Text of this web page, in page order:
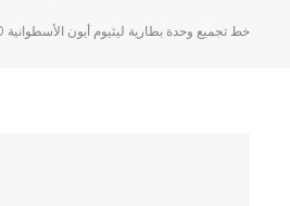
18650-32700 خط تجميع وحدة بطارية ليثيوم أيون الأسطوانية